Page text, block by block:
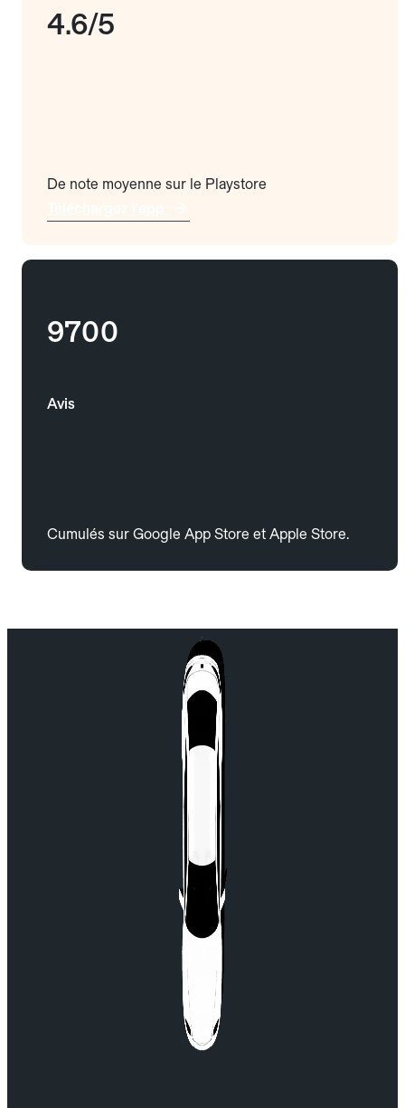
4.6/5
De note moyenne sur le Playstore
9700
Avis
Cumulés sur Google App Store et Apple Store.